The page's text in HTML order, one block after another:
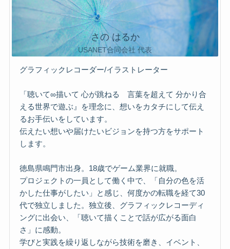
さの はるか
USANET合同会社 代表
グラフィックレコーダー/イラストレーター
「聴いて∞描いて 心が跳ねる 言葉を超えて 分かり合
える世界で遊ぶ』を理念に、想いをカタチにして伝え
るお手伝いをしています。
伝えたい想いや届けたいビジョンを持つ方をサポート
します。
徳島県鳴門市出身。18歳でゲーム業界に就職。
プロジェクトの一員として働く中で、「自分の色を活
かした仕事がしたい」と感じ、何度かの転職を経て30
代で独立しました。独立後、グラフィックレコーディ
ングに出会い、「聴いて描くことで話が広がる面白
さ」に感動。
学びと実践を繰り返しながら技術を磨き、イベント、